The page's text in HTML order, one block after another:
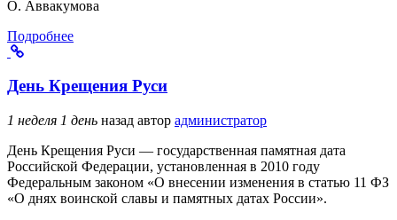
О. Аввакумова
Подробнее
День Крещения Руси
1 неделя 1 день назад автор администратор
День Крещения Руси — государственная памятная дата
Российской Федерации, установленная в 2010 году
Федеральным законом «О внесении изменения в статью 11 ФЗ
«О днях воинской славы и памятных датах России».